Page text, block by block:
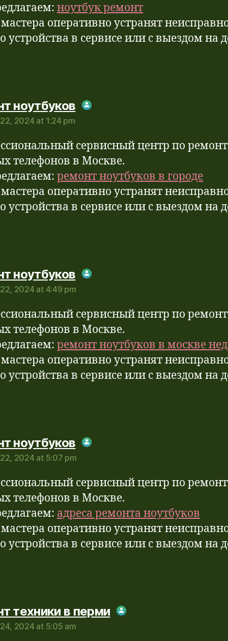
ноутбук ремонт
оперативно устранят
устройства в сервисе или с выездом на
ноутбуковsays:
Person Badge!
by CleanTalk
2024 at 1:24 pm
сервисный центр по
телефонов в Москве.
ремонт ноутбуков в городе
оперативно устранят
устройства в сервисе или с выездом на
ноутбуковsays:
Person Badge!
by CleanTalk
2024 at 4:49 pm
сервисный центр по
телефонов в Москве.
ремонт ноутбуков в москве
оперативно устранят
устройства в сервисе или с выездом на
ноутбуковsays:
Person Badge!
by CleanTalk
2024 at 5:07 pm
сервисный центр по
телефонов в Москве.
адреса ремонта ноутбуков
оперативно устранят
устройства в сервисе или с выездом на
техники в пермиsays:
Person Badge!
2024 at 5:05 am